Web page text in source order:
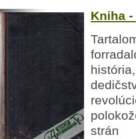
Kniha
strán